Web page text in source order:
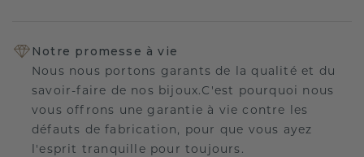
Notre promesse à vie
Nous nous portons garants de la qualité et du
savoir-faire de nos bijoux.C'est pourquoi nous
vous offrons une garantie à vie contre les
défauts de fabrication, pour que vous ayez
l'esprit tranquille pour toujours.